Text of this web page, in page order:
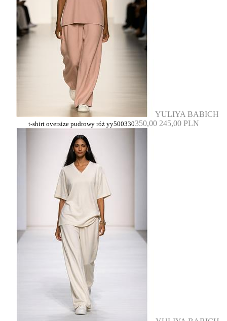
YULIYA BABICH
t-shirt oversize pudrowy róż yy500330350,00 245,00 PLN